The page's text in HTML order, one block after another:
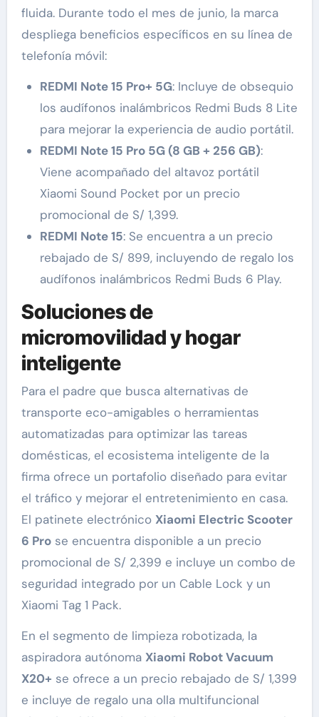
fluida. Durante todo el mes de junio, la marca
despliega beneficios específicos en su línea de
telefonía móvil:
REDMI Note 15 Pro+ 5G: Incluye de obsequio
los audífonos inalámbricos Redmi Buds 8 Lite
para mejorar la experiencia de audio portátil.
REDMI Note 15 Pro 5G (8 GB + 256 GB):
Viene acompañado del altavoz portátil
Xiaomi Sound Pocket por un precio
promocional de S/ 1,399.
REDMI Note 15: Se encuentra a un precio
rebajado de S/ 899, incluyendo de regalo los
audífonos inalámbricos Redmi Buds 6 Play.
Soluciones de
micromovilidad y hogar
inteligente
Para el padre que busca alternativas de
transporte eco-amigables o herramientas
automatizadas para optimizar las tareas
domésticas, el ecosistema inteligente de la
firma ofrece un portafolio diseñado para evitar
el tráfico y mejorar el entretenimiento en casa.
El patinete electrónico Xiaomi Electric Scooter
6 Prose encuentra disponible a un precio
promocional de S/ 2,399 e incluye un combo de
seguridad integrado por un Cable Lock y un
Xiaomi Tag 1 Pack.
En el segmento de limpieza robotizada, la
aspiradora autónoma Xiaomi Robot Vacuum
X20+ se ofrece a un precio rebajado de S/ 1,399
e incluye de regalo una olla multifuncional